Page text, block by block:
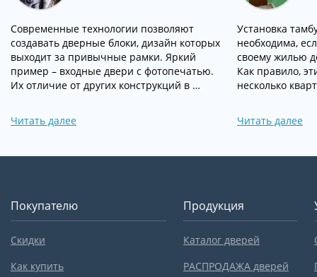
Современные технологии позволяют
создавать дверные блоки, дизайн которых
выходит за привычные рамки. Яркий
пример – входные двери с фотопечатью.
Их отличие от других конструкций в …
Читать далее
Установка
необходима,
своему жилью
Как правило,
несколько
Читать далее
Покупателю
Скидки
Как купить
Продукция
Каталог дверей
РАСПРОДАЖА дверей